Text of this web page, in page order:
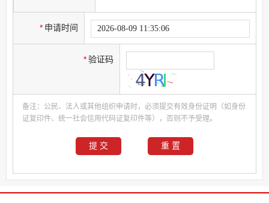
* 申请时间
*验证码
备注：公民、法人或其他组织申请时，必须提交有效身份证明（如身份
证复印件、统一社会信用代码证复印件等），否则不予受理。